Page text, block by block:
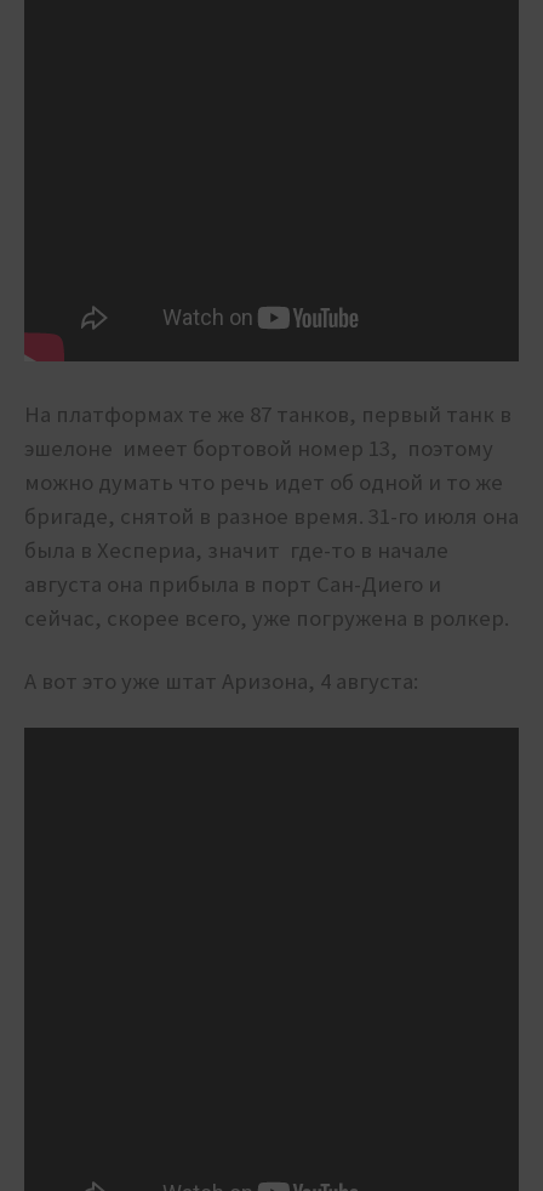
На платформах те же 87 танков, первый танк в
эшелоне имеет бортовой номер 13, поэтому
можно думать что речь идет об одной и то же
бригаде, снятой в разное время. 31-го июля она
была в Хеспериа, значит где-то в начале
августа она прибыла в порт Сан-Диего и
сейчас, скорее всего, уже погружена в ролкер.
А вот это уже штат Аризона, 4 августа: